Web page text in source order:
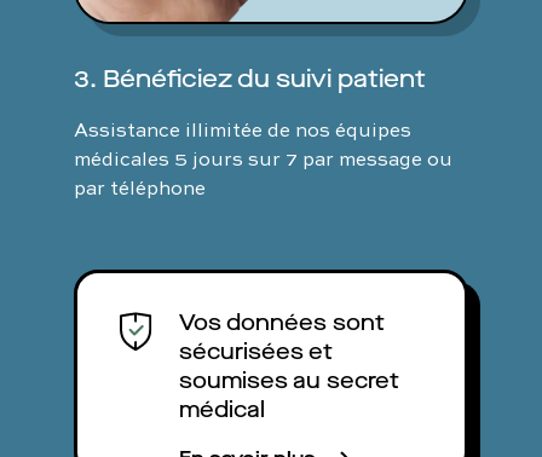
3. Bénéficiez du suivi patient
Assistance illimitée de nos équipes
médicales 5 jours sur 7 par message ou
par téléphone
Vos données sont
sécurisées et
soumises au secret
médical